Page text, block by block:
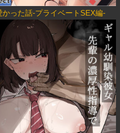
った話-プライベートSEX編-